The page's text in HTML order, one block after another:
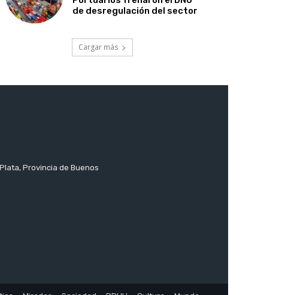
de desregulación del sector
Cargar más
Provincia de Buenos